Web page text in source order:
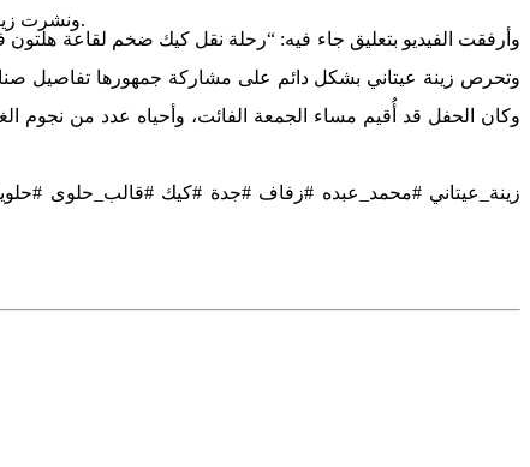
ونشرت زينة عيتاني مقطع فيديو يوثّق مراحل تنفيذ ونقل قالب حلوى ضخم خُصّص لحفل زفاف نجل محمد عبده، والذي أُقيم في أحد فنادق جدة الفاخرة.
وأرفقت الفيديو بتعليق جاء فيه: “رحلة نقل كيك ضخم لقاعة
وتحرص زينة عيتاني بشكل دائم على مشاركة جمهورها تفاصيل
وكان الحفل قد أُقيم مساء الجمعة الفائت، وأحياه عدد من نجوم